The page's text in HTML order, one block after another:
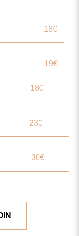
18€
19€
18€
23€
30€